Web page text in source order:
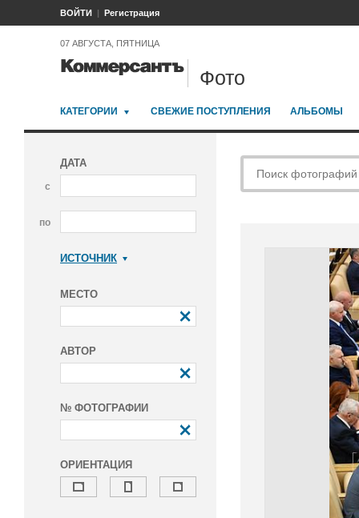
ВОЙТИ Регистрация
07 АВГУСТА, ПЯТНИЦА
Фото
КАТЕГОРИИ СВЕЖИЕ ПОСТУПЛЕНИЯ АЛЬБОМЫ
ДАТА
с
по
ИСТОЧНИК
МЕСТО
АВТОР
№ ФОТОГРАФИИ
ОРИЕНТАЦИЯ